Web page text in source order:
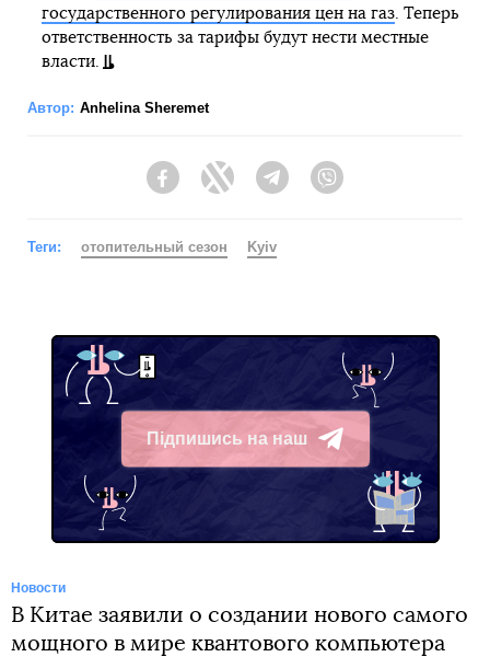
государственного регулирования цен на газ. Теперь
ответственность за тарифы будут нести местные
власти.
Автор: Anhelina Sheremet
FacebookTwitter Telegram
Теги: отопительный сезон Kyiv
Підпишись на наш
Telegram
Новости
В Китае заявили о создании нового самого
мощного в мире квантового компьютера